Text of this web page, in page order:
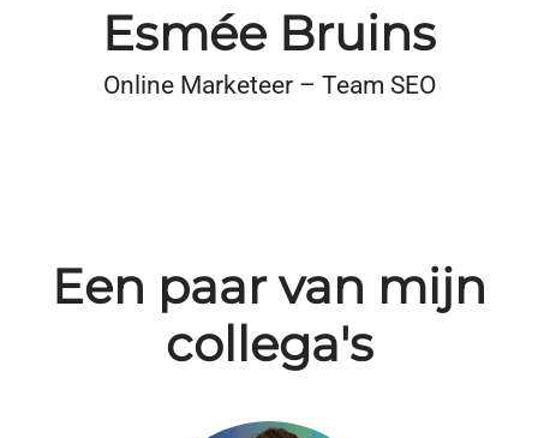
Esmée Bruins
Online Marketeer – Team SEO
Een paar van mijn
collega's